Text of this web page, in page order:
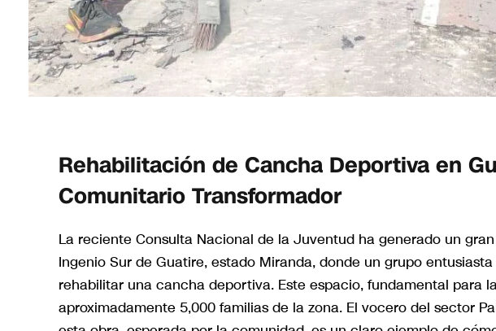
Rehabilitación de Cancha Deportiva en
Comunitario Transformador
La reciente Consulta Nacional de la Juventud ha generado un
Ingenio Sur de Guatire, estado Miranda, donde un grupo
rehabilitar una cancha deportiva. Este espacio, fundamental para
aproximadamente 5,000 familias de la zona. El vocero del sector